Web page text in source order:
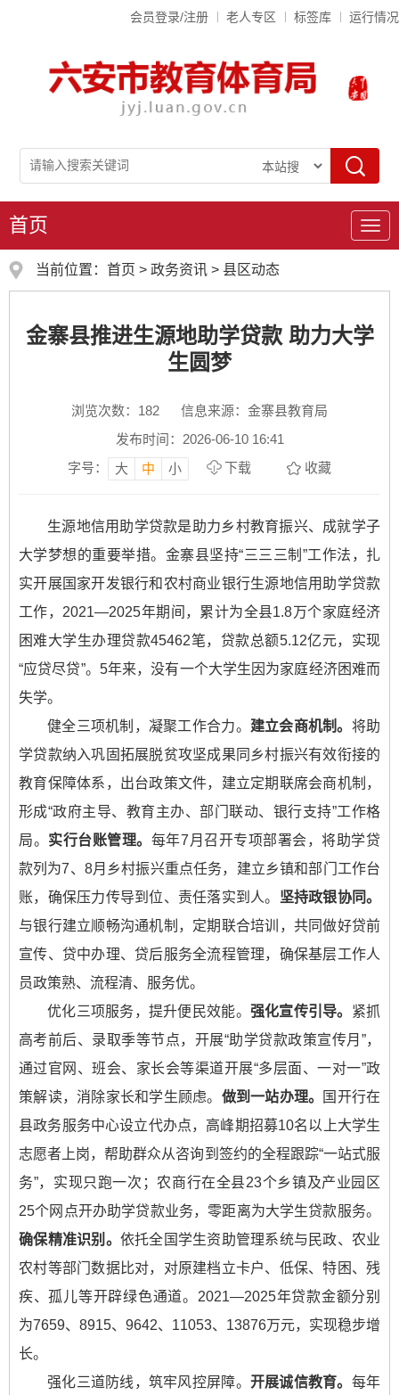
会员登录/注册 老人专区 标签库 运行情况
导
首页
当前位置： 首页 > 政务资讯 > 县区动态
金寨县推进生源地助学贷款 助力大学
生圆梦
浏览次数： 182
信息来源：金寨县教育局
发布时间：2026-06-10 16:41
字号：
大 中 小 下载 收藏
生源地信用助学贷款是助力乡村教育振兴、成就学子
大学梦想的重要举措。金寨县坚持“三三三制”工作法，扎
实开展国家开发银行和农村商业银行生源地信用助学贷款
工作，2021—2025年期间，累计为全县1.8万个家庭经济
困难大学生办理贷款45462笔，贷款总额5.12亿元，实现
“应贷尽贷”。5年来，没有一个大学生因为家庭经济困难而
失学。
健全三项机制，凝聚工作合力。 建立会商机制。 将助
学贷款纳入巩固拓展脱贫攻坚成果同乡村振兴有效衔接的
教育保障体系，出台政策文件，建立定期联席会商机制，
形成“政府主导、教育主办、部门联动、银行支持”工作格
局。 实行台账管理。 每年7月召开专项部署会，将助学贷
款列为7、8月乡村振兴重点任务，建立乡镇和部门工作台
账，确保压力传导到位、责任落实到人。 坚持政银协同。
与银行建立顺畅沟通机制，定期联合培训，共同做好贷前
宣传、贷中办理、贷后服务全流程管理，确保基层工作人
员政策熟、流程清、服务优。
优化三项服务，提升便民效能。 强化宣传引导。 紧抓
高考前后、录取季等节点，开展“助学贷款政策宣传月”，
通过官网、班会、家长会等渠道开展“多层面、一对一”政
策解读，消除家长和学生顾虑。 做到一站办理。
国开行在
县政务服务中心设立代办点，高峰期招募10名以上大学生
志愿者上岗，帮助群众从咨询到签约的全程跟踪“一站式服
务”，实现只跑一次；农商行在全县23个乡镇及产业园区
25个网点开办助学贷款业务，零距离为大学生贷款服务。
确保精准识别。 依托全国学生资助管理系统与民政、农业
农村等部门数据比对，对原建档立卡户、低保、特困、残
疾、孤儿等开辟绿色通道。2021—2025年贷款金额分别
为7659、8915、9642、11053、13876万元，实现稳步增
长。
强化三道防线，筑牢风控屏障。 开展诚信教育。 每年